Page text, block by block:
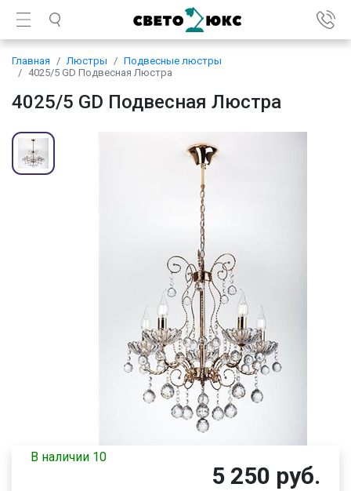
Главная Люстры
Подвесные люстры
4025/5 GD Подвесная Люстра
4025/5 GD Подвесная Люстра
В наличии 10
5 250 руб.